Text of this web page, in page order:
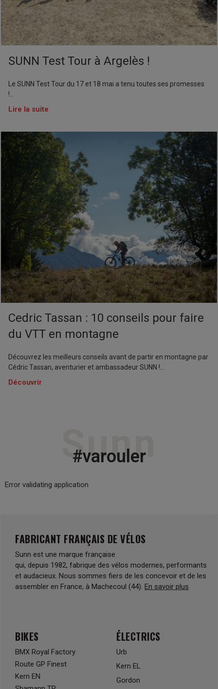
SUNN Test Tour à Argelès !
Le SUNN Test Tour du 17 et 18 mai a tenu toutes ses promesses
!...
Lire la suite
Cedric Tassan : 10 conseils pour faire
du VTT en montagne
Découvrez les meilleurs conseils avant de partir en montagne par
Cédric Tassan, aventurier et ambassadeur SUNN !...
Découvrir
Sunn
#varouler
Error validating application
FABRICANT FRANÇAIS DE VÉLOS
Sunn est une marque française
qui, depuis 1982, fabrique des vélos modernes, performants
et audacieux. Nous sommes fiers de les concevoir et de les
assembler en France, à Machecoul (44). En savoir plus
BIKES
BMX Royal Factory
Route GP Finest
Kern EN
ÉLECTRICS
Urb
Kern EL
Gordon